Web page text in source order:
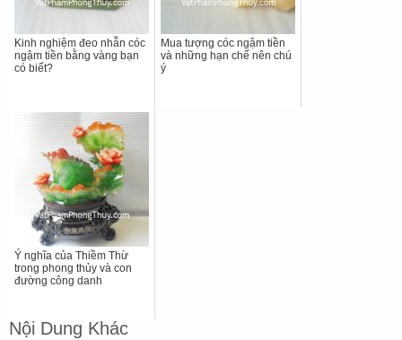
Kinh nghiệm đeo nhẫn cóc
ngậm tiền bằng vàng bạn
có biết?
Mua tượng cóc ngậm tiền
và những hạn chế nên chú
ý
Ý nghĩa của Thiềm Thừ
trong phong thủy và con
đường công danh
Nội Dung Khác